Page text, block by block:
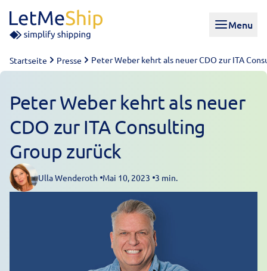
Menu
Startseite Presse Peter Weber kehrt als neuer CDO zur ITA
Peter Weber kehrt als neuer
CDO zur ITA Consulting
Group zurück
Posted by
Ulla Wenderoth Mai 10, 2023 3 min.